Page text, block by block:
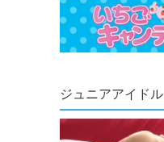
ジュニアアイドル